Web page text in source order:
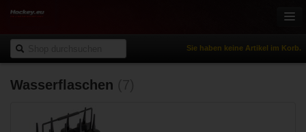
Sie haben keine Artikel im Korb.
Onlineshop
Inlinehockey
Wasserflaschen